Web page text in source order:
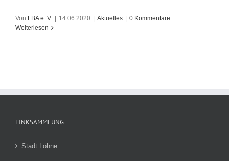
Von LBA e. V. 14.06.2020 Aktuelles
0 Kommentare
Weiterlesen
LINKSAMMLUNG
Stadt Löhne